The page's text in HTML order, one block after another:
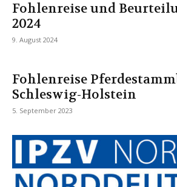
Fohlenreise und
2024
9. August 2024
Fohlenreise
Schleswig-Holstein
5. September 2023